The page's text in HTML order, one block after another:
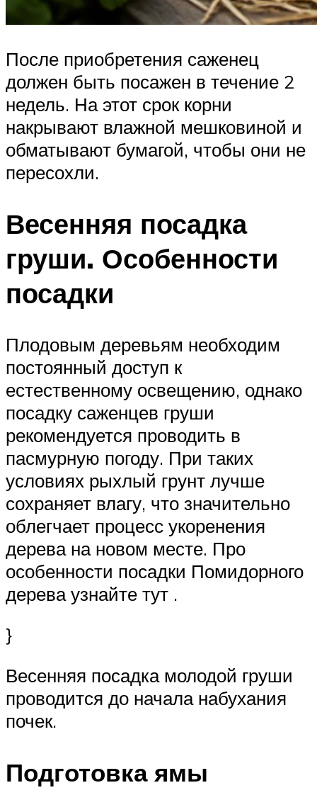
После приобретения саженец
должен быть посажен в течение 2
недель. На этот срок корни
накрывают влажной мешковиной и
обматывают бумагой, чтобы они не
пересохли.
Весенняя посадка
груши. Особенности
посадки
Плодовым деревьям необходим
постоянный доступ к
естественному освещению, однако
посадку саженцев груши
рекомендуется проводить в
пасмурную погоду. При таких
условиях рыхлый грунт лучше
сохраняет влагу, что значительно
облегчает процесс укоренения
дерева на новом месте. Про
особенности посадки Помидорного
дерева узнайте тут .
}
Весенняя посадка молодой груши
проводится до начала набухания
почек.
Подготовка ямы